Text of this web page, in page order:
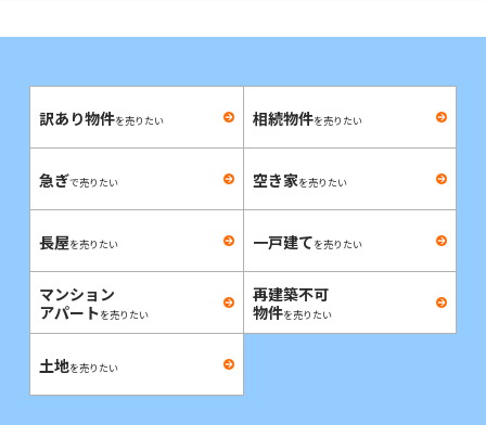
訳あり物件を売りたい 相続物件を売りたい
急ぎで売りたい 空き家を売りたい
長屋を売りたい 一戸建てを売りたい
マンション
アパートを売りたい
再建築不可
物件を売りたい
土地を売りたい